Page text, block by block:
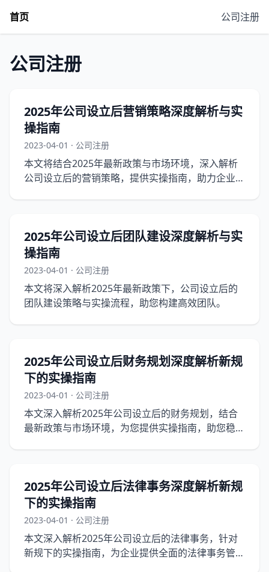
首页 公司注册
公司注册
2025年公司设立后营销策略深度解析与实
操指南
2023-04-01 · 公司注册
本文将结合2025年最新政策与市场环境，深入解析
公司设立后的营销策略，提供实操指南，助力企业快
2025年公司设立后团队建设深度解析与实
操指南
2023-04-01 · 公司注册
本文将深入解析2025年最新政策下，公司设立后的
团队建设策略与实操流程，助您构建高效团队。
2025年公司设立后财务规划深度解析新规
下的实操指南
2023-04-01 · 公司注册
本文深入解析2025年公司设立后的财务规划，结合
最新政策与市场环境，为您提供实操指南，助您稳健
2025年公司设立后法律事务深度解析新规
下的实操指南
2023-04-01 · 公司注册
本文深入解析2025年公司设立后的法律事务，针对
新规下的实操指南，为企业提供全面的法律事务管理